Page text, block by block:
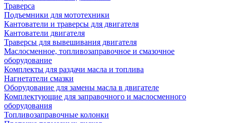
Траверса
Подъемники для мототехники
Кантователи и траверсы для двигателя
Кантователи двигателя
Траверсы для вывешивания двигателя
Маслосменное, топливозаправочное и смазочное
оборудование
Комплекты для раздачи масла и топлива
Нагнетатели смазки
Оборудование для замены масла в двигателе
Комплектующие для заправочного и маслосменного
оборудования
Топливозаправочные колонки